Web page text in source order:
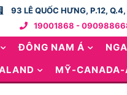
93 LÊ QUỐC HƯNG, P.12,
19001868 -
ĐÔNG NAM Á
MỸ-CANADA-